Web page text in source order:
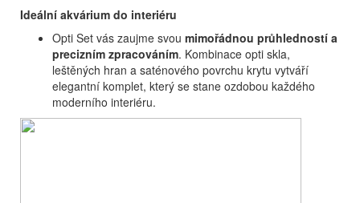
Ideální akvárium do interiéru
Opti Set vás zaujme svou mimořádnou průhledností a
precizním zpracováním. Kombinace opti skla,
leštěných hran a saténového povrchu krytu vytváří
elegantní komplet, který se stane ozdobou každého
moderního interiéru.